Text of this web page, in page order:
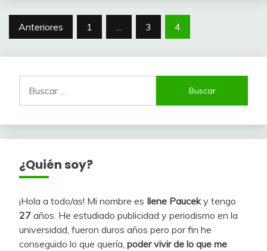
Paginación
Anteriores 1 … 3 4
¿Quién soy?
¡Hola a todo/as! Mi nombre es Ilene Pauceky tengo
27 años. He estudiado publicidad y periodismo en la
universidad, fueron duros años pero por fin he
conseguido lo que quería, poder vivir de lo que me